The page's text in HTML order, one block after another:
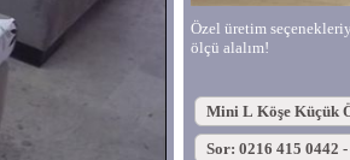
Özel üretim
ölçü alalım!
Mini L Köşe Küçük
Sor: 0216 415 0442